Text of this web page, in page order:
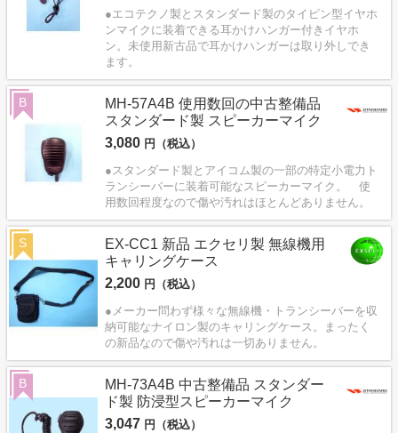
●エコテクノ製とスタンダード製のタイピン型イヤホ
ンマイクに装着できる耳かけハンガー付きイヤホ
ン。未使用新古品で耳かけハンガーは取り外しでき
ます。
MH-57A4B 使用数回の中古整備品
スタンダード製 スピーカーマイク
3,080 円（税込）
●スタンダード製とアイコム製の一部の特定小電力ト
ランシーバーに装着可能なスピーカーマイク。 使
用数回程度なので傷や汚れはほとんどありません。
B
EX-CC1 新品 エクセリ製 無線機用
キャリングケース
2,200 円（税込）
●メーカー問わず様々な無線機・トランシーバーを収
納可能なナイロン製のキャリングケース。まったく
の新品なので傷や汚れは一切ありません。
S
MH-73A4B 中古整備品 スタンダー
ド製 防浸型スピーカーマイク
3,047 円（税込）
B